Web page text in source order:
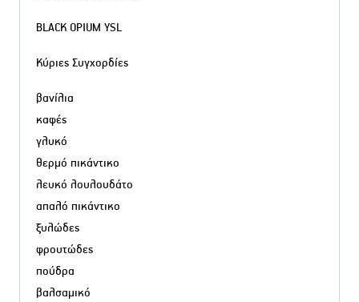
BLACK OPIUM YSL
Κύριες Συγχορδίες
βανίλια
καφές
γλυκό
θερμό πικάντικο
λευκό λουλουδάτο
απαλό πικάντικο
ξυλώδες
φρουτώδες
πούδρα
βαλσαμικό